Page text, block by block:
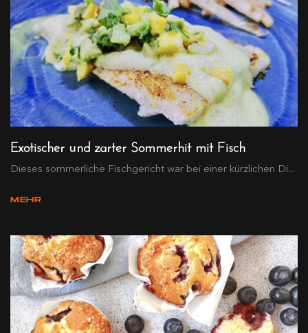
Exotischer und zarter Sommerhit mit Fisch
Dieses sommerliche Fischgericht war bei einer kürzlichen Di...
MEHR